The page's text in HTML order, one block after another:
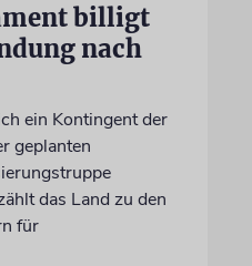
billigt
nach
ein Kontingent der
geplanten
das Land zu den
für